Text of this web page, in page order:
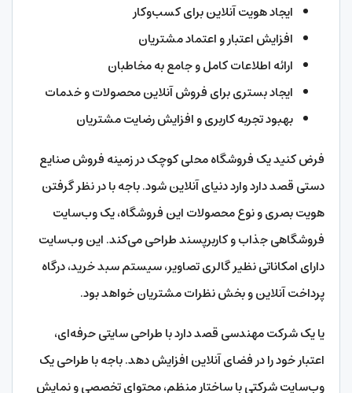
ایجاد هویت آنلاین برای کسب‌وکار
افزایش اعتبار و اعتماد مشتریان
ارائه اطلاعات کامل و جامع به مخاطبان
ایجاد بستری برای فروش آنلاین محصولات و خدمات
بهبود تجربه کاربری و افزایش رضایت مشتریان
فرض کنید یک فروشگاه محلی کوچک در زمینه فروش صنایع
دستی قصد دارد وارد دنیای آنلاین شود. باجه با در نظر گرفتن
هویت بصری و نوع محصولات این فروشگاه، یک وب‌سایت
فروشگاهی جذاب و کاربرپسند طراحی می‌کند. این وب‌سایت
دارای امکاناتی نظیر گالری تصاویر، سیستم سبد خرید، درگاه
پرداخت آنلاین و بخش نظرات مشتریان خواهد بود.
یا یک شرکت مهندسی قصد دارد با طراحی سایتی حرفه‌ای،
اعتبار خود را در فضای آنلاین افزایش دهد. باجه با طراحی یک
وب‌سایت شرکتی با ساختار منظم، محتوای تخصصی و نمایش